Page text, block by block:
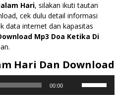
Hari, silakan ikuti tautan
cek dulu detail informasi
data internet dan kapasitas
Mp3 Doa Ketika Di
Hari Dan Download
00:00